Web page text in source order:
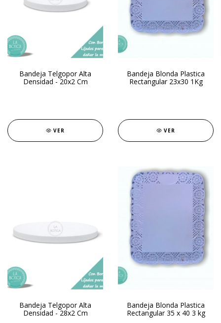
Bandeja Telgopor Alta
Densidad - 20x2 Cm
VER
Bandeja Blonda Plastica
Rectangular 23x30 1Kg
VER
Bandeja Telgopor Alta
Densidad - 28x2 Cm
Bandeja Blonda Plastica
Rectangular 35 x 40 3 kg